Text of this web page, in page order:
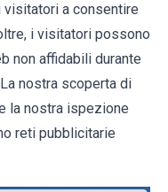
a consentire
i visitatori possono
non affidabili durante
nostra scoperta di
la nostra ispezione
reti pubblicitarie